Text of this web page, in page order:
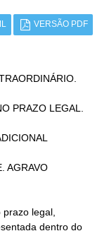
VERSÃO PDF
legal,